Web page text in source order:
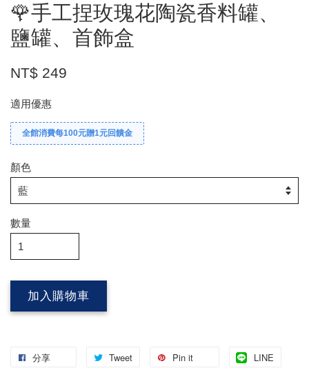
🌹手工捏玫瑰花陶瓷香料罐、
鹽罐、首飾盒
NT$ 249
適用優惠
全館消費每100元贈1元回饋金
顏色
數量
加入購物車
分享 Tweet Pin it LINE